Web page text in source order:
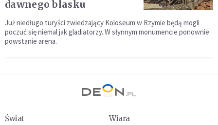
dawnego blasku
Już niedługo turyści zwiedzający Koloseum w Rzymie będą mogli
poczuć się niemal jak gladiatorzy. W słynnym monumencie ponownie
powstanie arena.
Świat
Wiara